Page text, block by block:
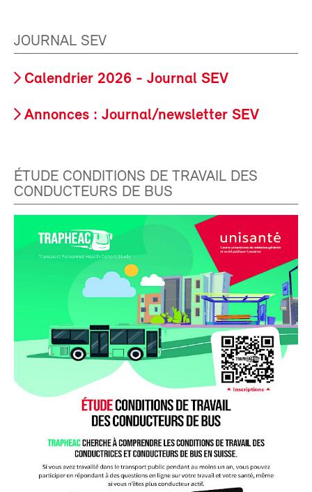
JOURNAL SEV
Calendrier 2026 - Journal SEV
Annonces : Journal/newsletter SEV
ÉTUDE CONDITIONS DE TRAVAIL DES
CONDUCTEURS DE BUS